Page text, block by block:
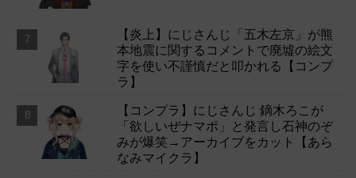
【炎上】にじさんじ「五木左京」が熊
本地震に関するコメントで廃墟の絵文
字を使い不謹慎だと叩かれる【コンプ
ラ】
【コンプラ】にじさんじ 鏑木ろこが
「欲しいぜナマポ」と発言し石神のぞ
みが爆笑→アーカイブをカット【あら
なみマイクラ】